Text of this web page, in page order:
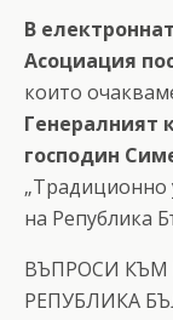
В
Асоциация
които
Генералният
господин
„Традиционно
на Република
ВЪПРОСИ КЪМ
РЕПУБЛИКА